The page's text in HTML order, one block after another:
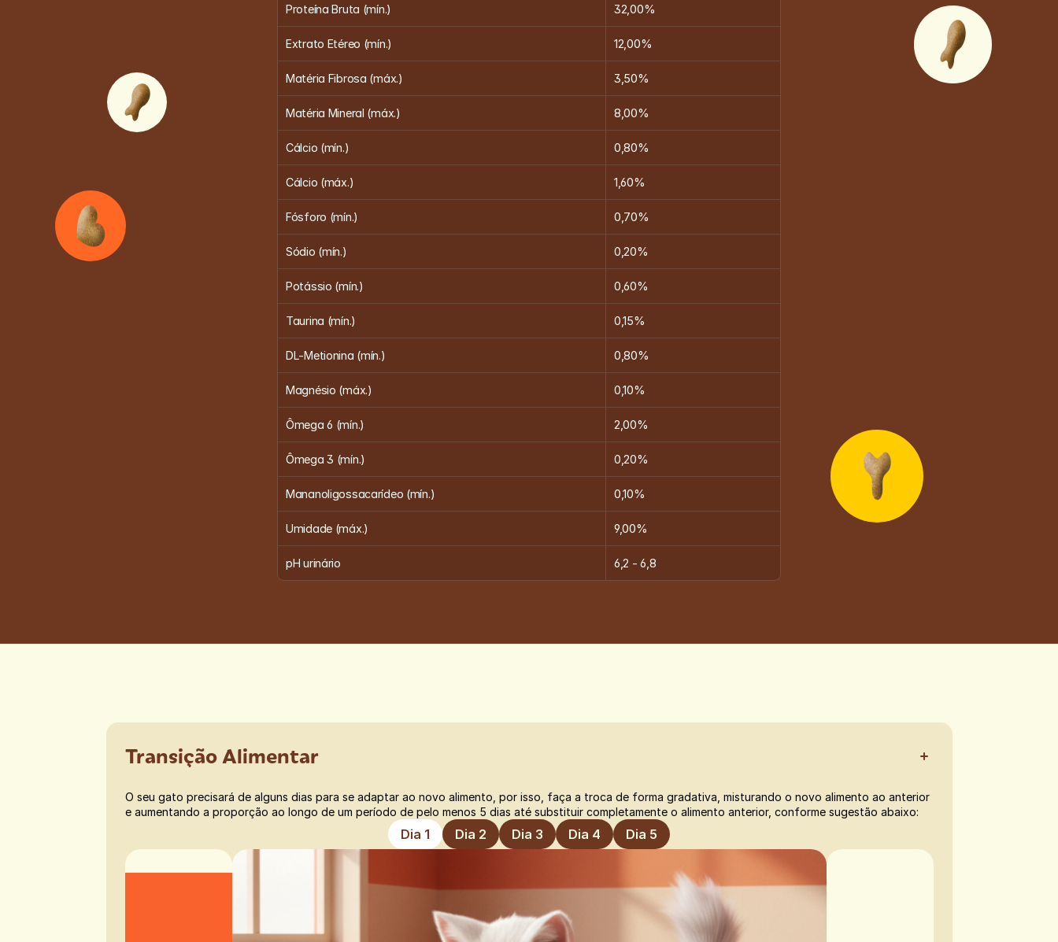
Proteína Bruta (mín.) 32,00%
Extrato Etéreo (mín.) 12,00%
Matéria Fibrosa (máx.) 3,50%
Matéria Mineral (máx.) 8,00%
Cálcio (mín.) 0,80%
Cálcio (máx.) 1,60%
Fósforo (mín.) 0,70%
Sódio (mín.) 0,20%
Potássio (mín.) 0,60%
Taurina (mín.) 0,15%
DL-Metionina (mín.) 0,80%
Magnésio (máx.) 0,10%
Ômega 6 (mín.) 2,00%
Ômega 3 (mín.) 0,20%
Mananoligossacarídeo (mín.) 0,10%
Umidade (máx.) 9,00%
pH urinário 6,2 - 6,8
Transição Alimentar
O seu gato precisará de alguns dias para se adaptar ao novo alimento, por isso, faça a troca de forma gradativa, misturando o novo alimento ao anterior
e aumentando a proporção ao longo de um período de pelo menos 5 dias até substituir completamente o alimento anterior, conforme sugestão abaixo:
Dia 1 Dia 2 Dia 3 Dia 4 Dia 5